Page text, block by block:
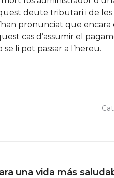
deute tributari i de
pronunciat que
cas d’assumir el
li pot passar a l’hereu.
una vida más